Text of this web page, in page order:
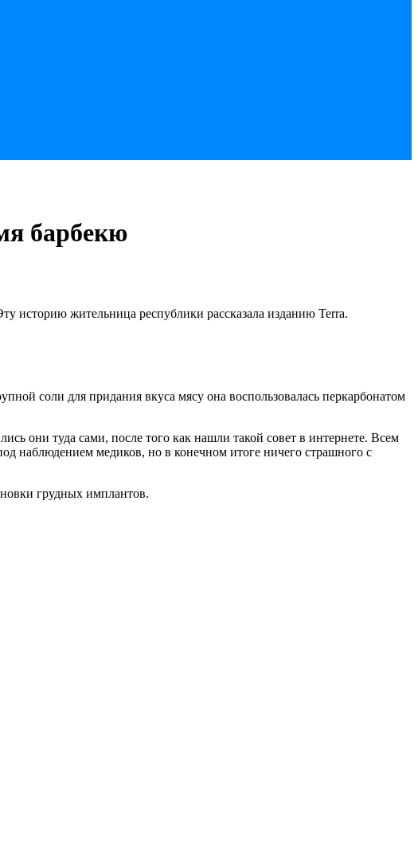
барбекю
историю жительница республики рассказала изданию Terra.
соли для придания вкуса мясу она воспользовалась перкарбонатом
они туда сами, после того как нашли такой совет в интернете. Всем
наблюдением медиков, но в конечном итоге ничего страшного с
грудных имплантов.